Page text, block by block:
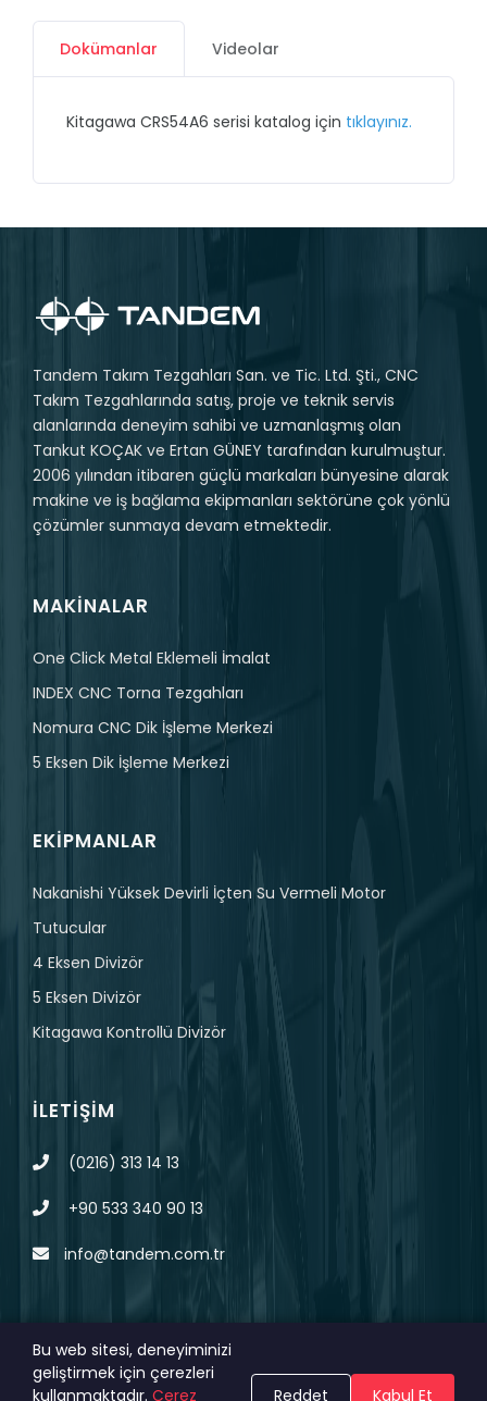
Dokümanlar Videolar
Kitagawa CRS54A6 serisi katalog için tıklayınız.
Tandem Takım Tezgahları San. ve Tic. Ltd. Şti., CNC
Takım Tezgahlarında satış, proje ve teknik servis
alanlarında deneyim sahibi ve uzmanlaşmış olan
Tankut KOÇAK ve Ertan GÜNEY tarafından kurulmuştur.
2006 yılından itibaren güçlü markaları bünyesine alarak
makine ve iş bağlama ekipmanları sektörüne çok yönlü
çözümler sunmaya devam etmektedir.
MAKINALAR
One Click Metal Eklemeli İmalat
INDEX CNC Torna Tezgahları
Nomura CNC Dik İşleme Merkezi
5 Eksen Dik İşleme Merkezi
EKIPMANLAR
Nakanishi Yüksek Devirli İçten Su Vermeli Motor
Tutucular
4 Eksen Divizör
5 Eksen Divizör
Kitagawa Kontrollü Divizör
İLETIŞIM
(0216) 313 14 13
+90 533 340 90 13
info@tandem.com.tr
© 2023 Tüm Hakları Saklıdır. MAGNA KVKK
Bu web sitesi, deneyiminizi
geliştirmek için çerezleri
kullanmaktadır. Çerez Reddet Kabul Et